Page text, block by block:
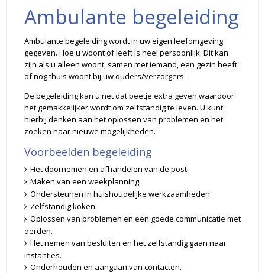
Ambulante begeleiding
Ambulante begeleiding wordt in uw eigen leefomgeving
gegeven. Hoe u woont of leeft is heel persoonlijk. Dit kan
zijn als u alleen woont, samen met iemand, een gezin heeft
of nog thuis woont bij uw ouders/verzorgers.
De begeleiding kan u net dat beetje extra geven waardoor
het gemakkelijker wordt om zelfstandig te leven. U kunt
hierbij denken aan het oplossen van problemen en het
zoeken naar nieuwe mogelijkheden.
Voorbeelden begeleiding
Het doornemen en afhandelen van de post.
Maken van een weekplanning.
Ondersteunen in huishoudelijke werkzaamheden.
Zelfstandig koken.
Oplossen van problemen en een goede communicatie met
derden.
Het nemen van besluiten en het zelfstandig gaan naar
instanties.
Onderhouden en aangaan van contacten.